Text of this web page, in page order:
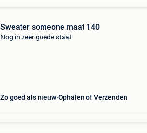
Sweater someone maat 140
Nog in zeer goede staat
Zo goed als nieuw Ophalen of Verzenden